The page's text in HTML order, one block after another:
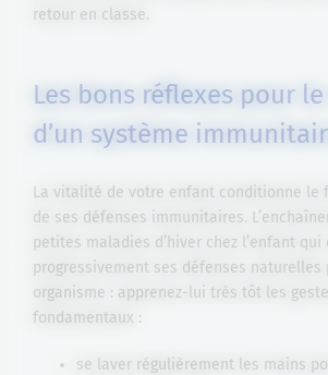
retour en classe.
Les bons réflexes pour
d’un système
La vitalité de votre enfant conditionne le
de ses défenses immunitaires.
petites maladies d’hiver chez l’enfant
progressivement ses défenses
organisme : apprenez-lui très tôt les
fondamentaux :
se laver régulièrement les mains